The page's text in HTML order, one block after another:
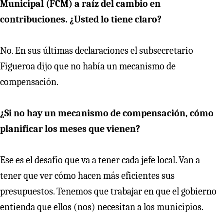
Municipal (FCM) a raíz del cambio en
contribuciones. ¿Usted lo tiene claro?
No. En sus últimas declaraciones el subsecretario
Figueroa dijo que no había un mecanismo de
compensación.
¿Si no hay un mecanismo de compensación, cómo
planificar los meses que vienen?
Ese es el desafío que va a tener cada jefe local. Van a
tener que ver cómo hacen más eficientes sus
presupuestos. Tenemos que trabajar en que el gobierno
entienda que ellos (nos) necesitan a los municipios.